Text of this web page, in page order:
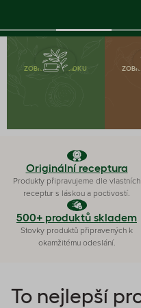
Čaj
ZOBRAZIT NABÍDKU
Originální receptura
Produkty připravujeme dle vlastních
receptur s láskou a poctivostí.
500+ produktů skladem
Stovky produktů připravených k
okamžitému odeslání.
To nejlepší